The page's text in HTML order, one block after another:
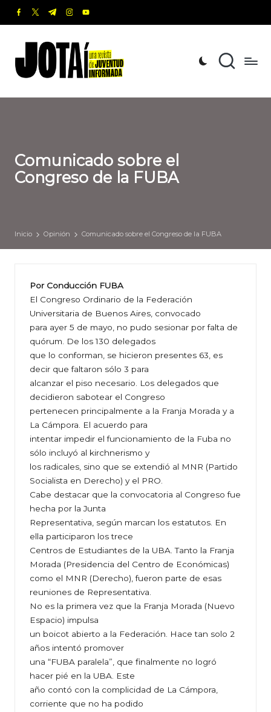
Saltar
contenido
facebook.com
twitter.com
t.me instagram.com
youtube.com
o
t
revista
de
Informada
Comunicado sobre el
Congreso de la FUBA
Inicio Opinión Comunicado sobre el Congreso de la FUBA
Por Conducción FUBA
El Congreso Ordinario de la Federación
Universitaria de Buenos Aires, convocado
para ayer 5 de mayo, no pudo sesionar por falta de
quórum. De los 130 delegados
que lo conforman, se hicieron presentes 63, es
decir que faltaron sólo 3 para
alcanzar el piso necesario. Los delegados que
decidieron sabotear el Congreso
pertenecen principalmente a la Franja Morada y a
La Cámpora. El acuerdo para
intentar impedir el funcionamiento de la Fuba no
sólo incluyó al kirchnerismo y
los radicales, sino que se extendió al MNR (Partido
Socialista en Derecho) y el PRO.
Cabe destacar que la convocatoria al Congreso fue
hecha por la Junta
Representativa, según marcan los estatutos. En
ella participaron los trece
Centros de Estudiantes de la UBA. Tanto la Franja
Morada (Presidencia del Centro de Económicas)
como el MNR (Derecho), fueron parte de esas
reuniones de Representativa.
No es la primera vez que la Franja Morada (Nuevo
Espacio) impulsa
un boicot abierto a la Federación. Hace tan solo 2
años intentó promover
una “FUBA paralela”, que finalmente no logró
hacer pié en la UBA. Este
año contó con la complicidad de La Cámpora,
corriente que no ha podido